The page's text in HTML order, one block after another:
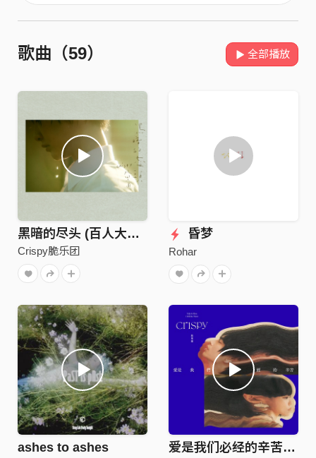
歌曲（59） 全部播放
黑暗的尽头 (百人大合唱版)
Crispy脆乐团
昏梦
Rohar
ashes to ashes 爱是我们必经的辛苦 (not home version)